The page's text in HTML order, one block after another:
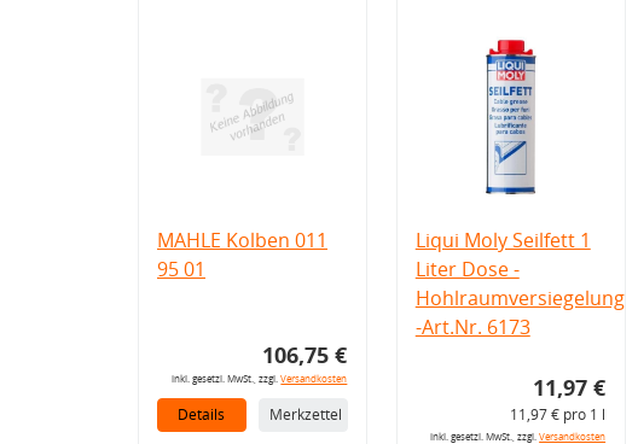
MAHLE Kolben 011
95 01
106,75 €
inkl. gesetzl. MwSt., zzgl.Versandkosten
Details Merkzettel
Liqui Moly Seilfett 1
Liter Dose -
Hohlraumversiegelung
-Art.Nr. 6173
11,97 €
11,97 € pro 1 l
inkl. gesetzl. MwSt., zzgl.Versandkosten